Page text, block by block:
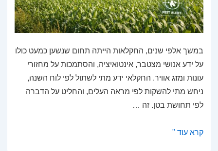
במשך אלפי שנים, החקלאות הייתה תחום שנשען כמעט כולו
על ידע אנושי מצטבר, אינטואיציה, והסתמכות על מחזורי
עונות ומזג אוויר. החקלאי ידע מתי לשתול לפי לוח השנה,
ניחש מתי להשקות לפי מראה העלים, והחליט על הדברה
לפי תחושת בטן. זה …
מהפכת
קרא עוד "